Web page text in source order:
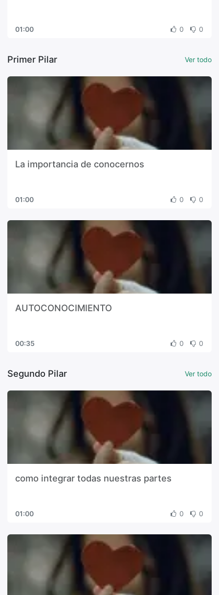
01:00 0 0
Primer Pilar Ver todo
La importancia de conocernos
01:00 0 0
AUTOCONOCIMIENTO
00:35 0 0
Segundo Pilar Ver todo
como integrar todas nuestras partes
01:00 0 0